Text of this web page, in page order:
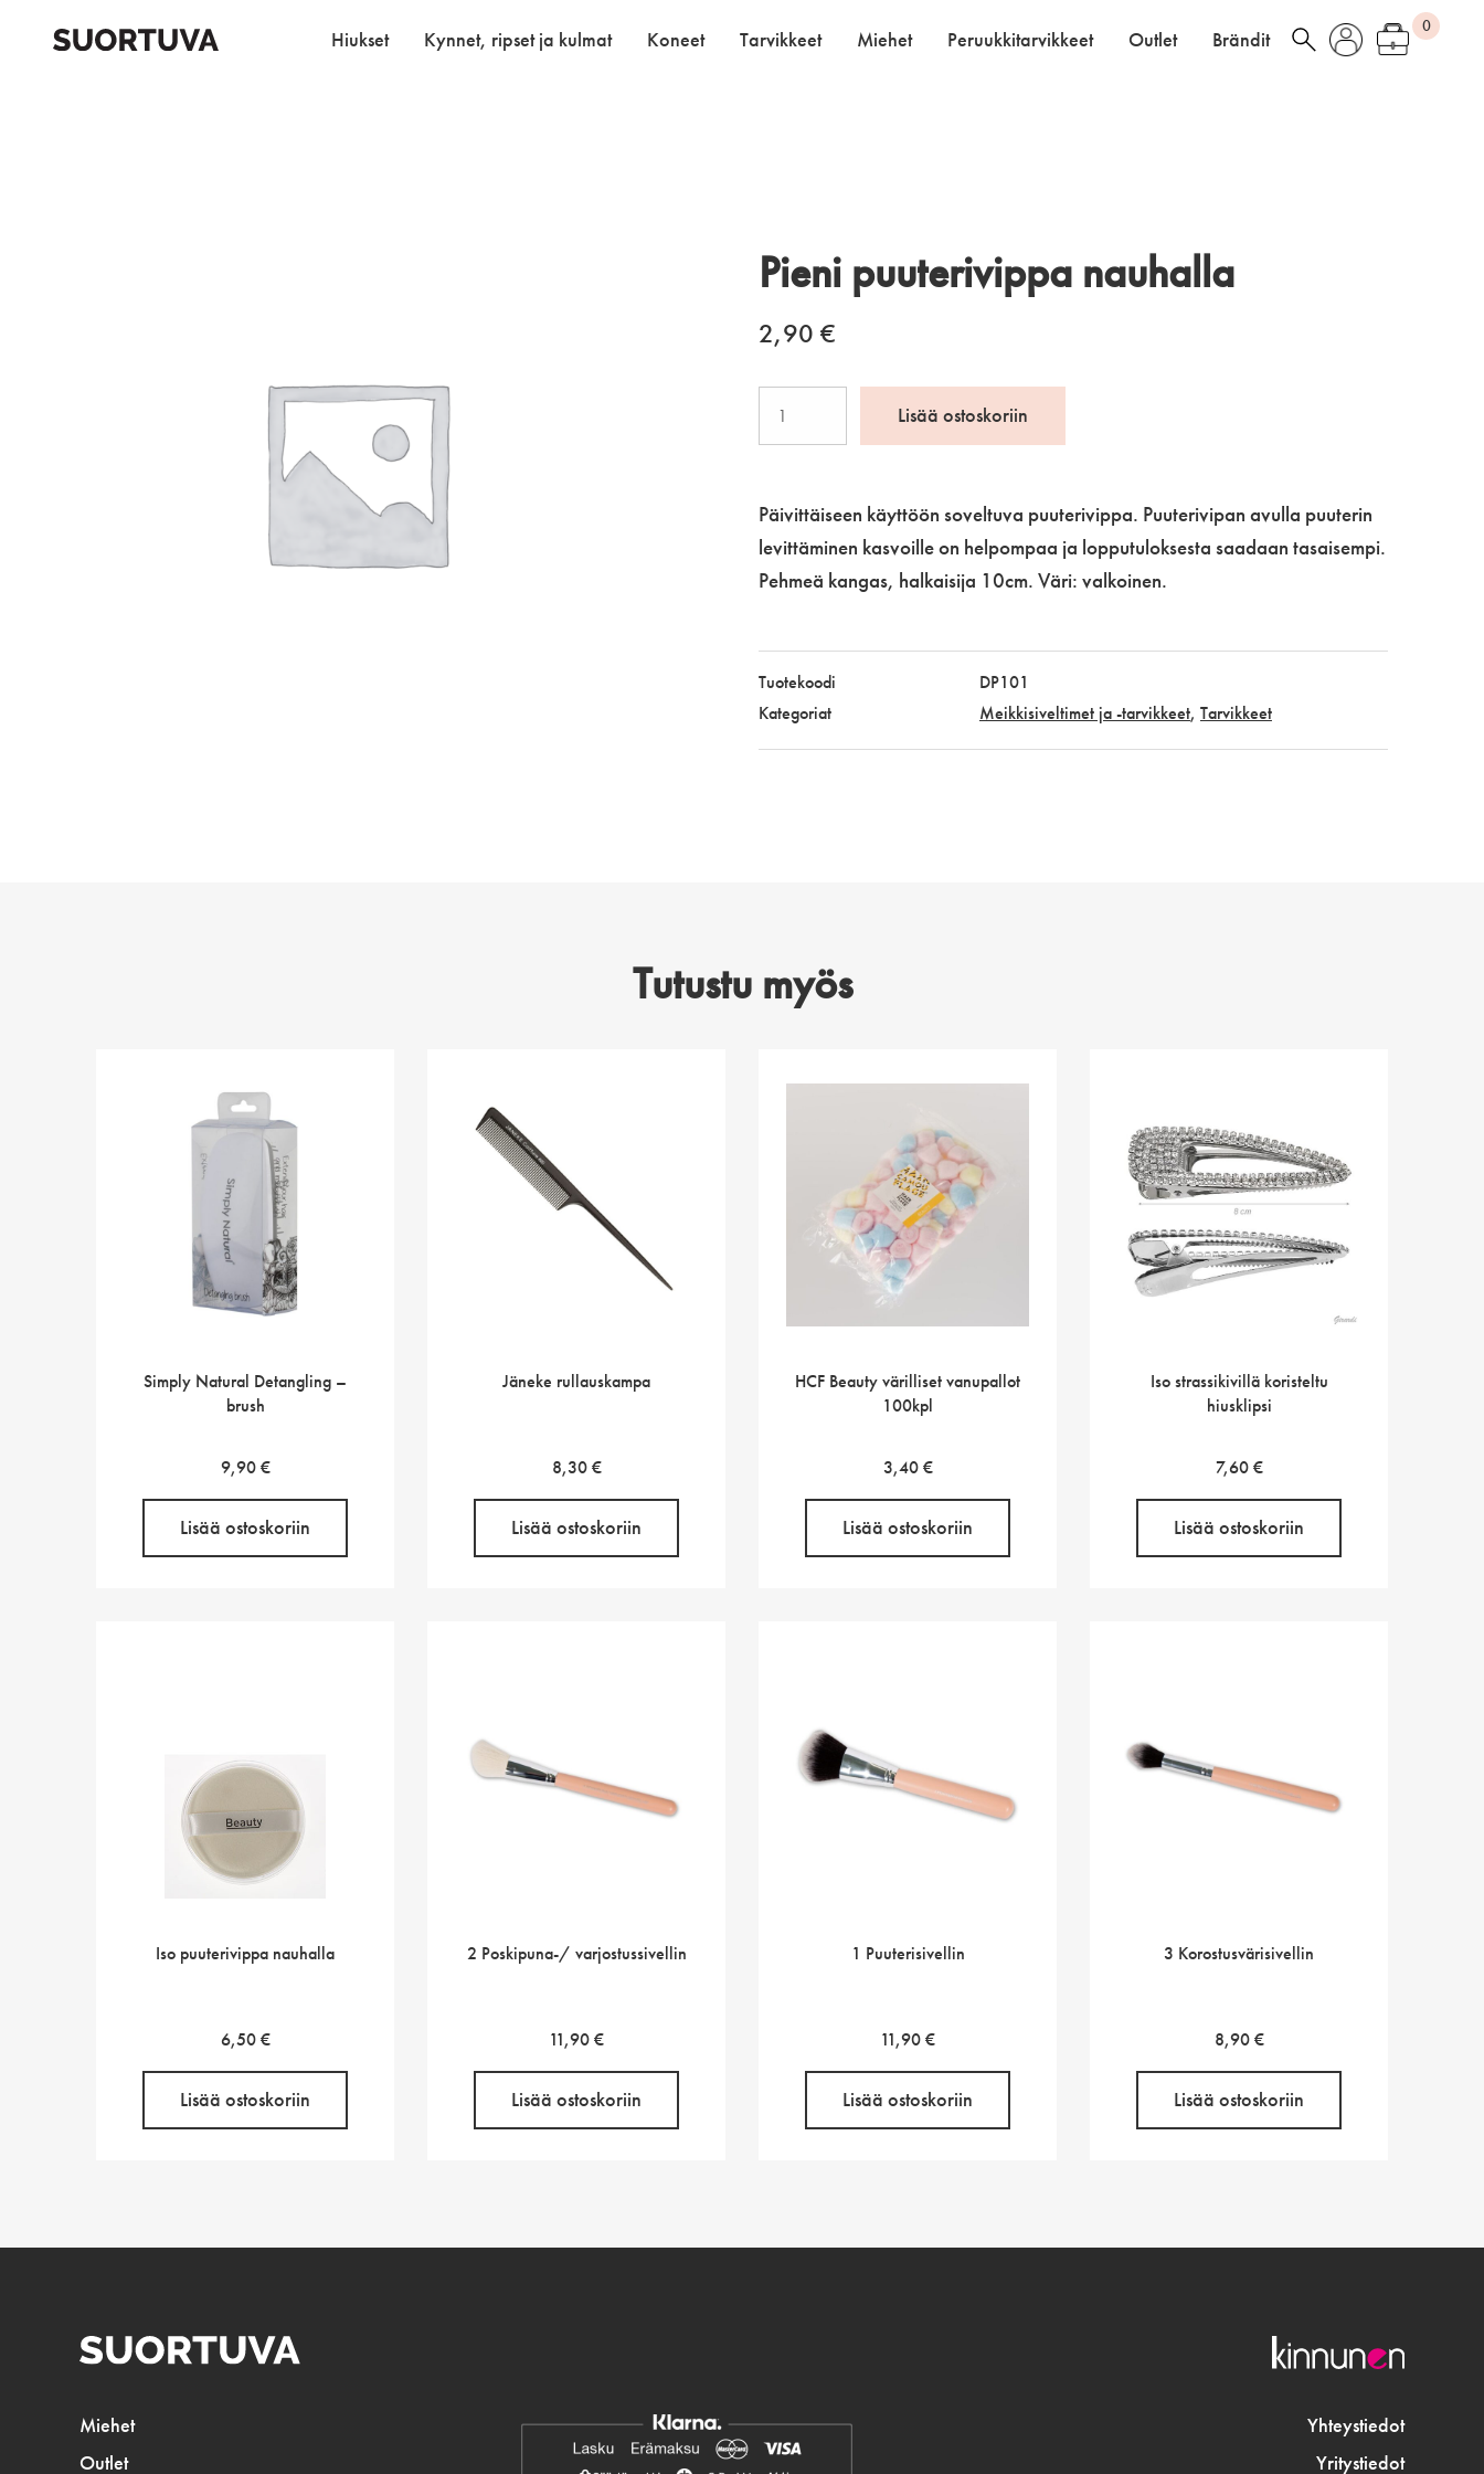
Hiukset Kynnet, ripset ja kulmat Koneet Tarvikkeet Miehet Peruukkitarvikkeet Outlet Brändit
0
Pieni puuterivippa nauhalla
2,90 €
määrä
Lisää ostoskoriin
Päivittäiseen käyttöön soveltuva puuterivippa. Puuterivipan avulla puuterin
levittäminen kasvoille on helpompaa ja lopputuloksesta saadaan tasaisempi.
Pehmeä kangas, halkaisija 10cm. Väri: valkoinen.
Tuotekoodi
DP101
Kategoriat
Meikkisiveltimet ja -tarvikkeet, Tarvikkeet
Tutustu myös
Simply Natural Detangling –
brush
9,90€
Lisää ostoskoriin
Jäneke rullauskampa
8,30€
Lisää ostoskoriin
HCF Beauty värilliset vanupallot
100kpl
3,40€
Lisää ostoskoriin
Iso strassikivillä koristeltu
hiusklipsi
7,60€
Lisää ostoskoriin
Iso puuterivippa nauhalla
6,50€
Lisää ostoskoriin
2 Poskipuna-/ varjostussivellin
11,90€
Lisää ostoskoriin
1 Puuterisivellin
11,90€
Lisää ostoskoriin
3 Korostusvärisivellin
8,90€
Lisää ostoskoriin
Miehet
Outlet
Yhteystiedot
Yritystiedot